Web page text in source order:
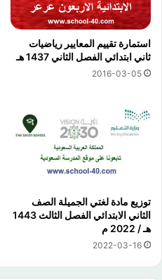
استمارة تقييم المعايير رياضيات
ثاني ابتدائي الفصل الثاني 1437 هـ
2016-03-05
توزيع مادة لغتي الجميلة الصف
الثاني الابتدائي الفصل الثالث 1443
هـ / 2022 م
2022-03-16